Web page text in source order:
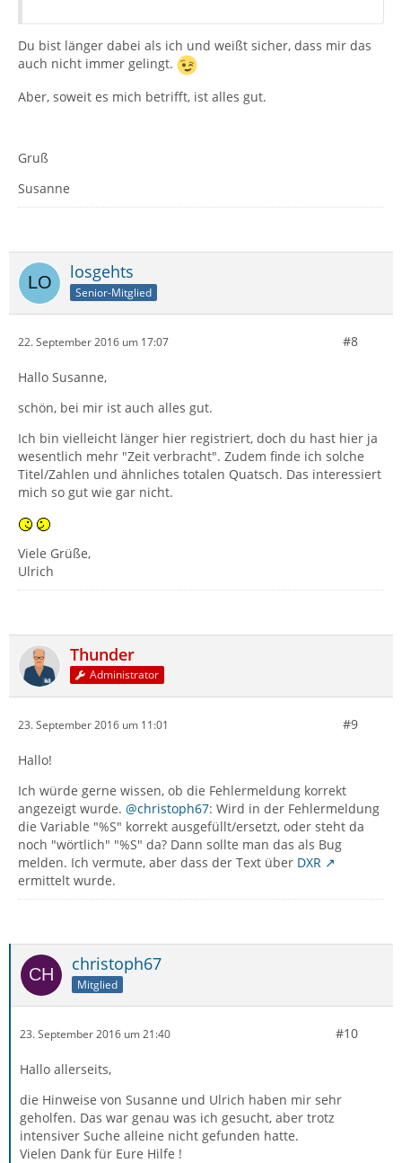
Du bist länger dabei als ich und weißt sicher, dass mir das
auch nicht immer gelingt.
Aber, soweit es mich betrifft, ist alles gut.
Gruß
Susanne
losgehts
Senior-Mitglied
22. September 2016 um 17:07 #8
Hallo Susanne,
schön, bei mir ist auch alles gut.
Ich bin vielleicht länger hier registriert, doch du hast hier ja
wesentlich mehr "Zeit verbracht". Zudem finde ich solche
Titel/Zahlen und ähnliches totalen Quatsch. Das interessiert
mich so gut wie gar nicht.
Viele Grüße,
Ulrich
Thunder
Administrator
23. September 2016 um 11:01 #9
Hallo!
Ich würde gerne wissen, ob die Fehlermeldung korrekt
angezeigt wurde. @christoph67: Wird in der Fehlermeldung
die Variable "%S" korrekt ausgefüllt/ersetzt, oder steht da
noch "wörtlich" "%S" da? Dann sollte man das als Bug
melden. Ich vermute, aber dass der Text über DXR
ermittelt wurde.
christoph67
Mitglied
23. September 2016 um 21:40 #10
Hallo allerseits,
die Hinweise von Susanne und Ulrich haben mir sehr
geholfen. Das war genau was ich gesucht, aber trotz
intensiver Suche alleine nicht gefunden hatte.
Vielen Dank für Eure Hilfe !